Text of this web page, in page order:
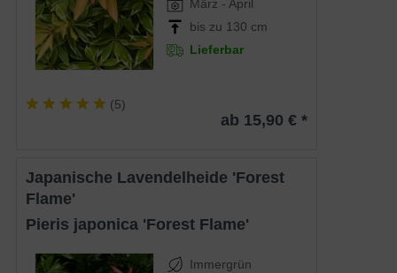
März - April
bis zu 130 cm
Lieferbar
(5)
ab 15,90 € *
Japanische Lavendelheide 'Forest
Flame'
Pieris japonica 'Forest Flame'
Immergrün